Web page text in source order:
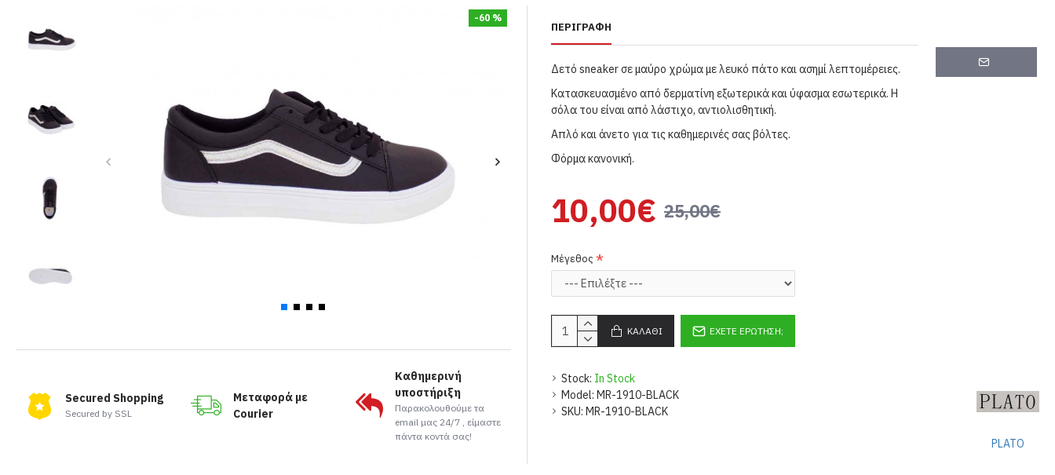
-60 %
Secured Shopping
Secured by SSL
Μεταφορά με
Courier
Καθημερινή
υποστήριξη
Παρακολουθούμε τα
email μας 24/7 , είμαστε
πάντα κοντά σας!
ΠΕΡΙΓΡΑΦΉ
Δετό sneaker σε μαύρο χρώμα με λευκό πάτο και ασημί λεπτομέρειες.
Κατασκευασμένο από δερματίνη εξωτερικά και ύφασμα εσωτερικά. Η
σόλα του είναι από λάστιχο, αντιολισθητική.
Απλό και άνετο για τις καθημερινές σας βόλτες.
Φόρμα κανονική.
Stock: In Stock
Model: MR-1910-BLACK
SKU: MR-1910-BLACK
PLATO
25,00€
10,00€
Μέγεθος
ΚΑΛΆΘΙ ΈΧΕΤΕ ΕΡΏΤΗΣΗ;